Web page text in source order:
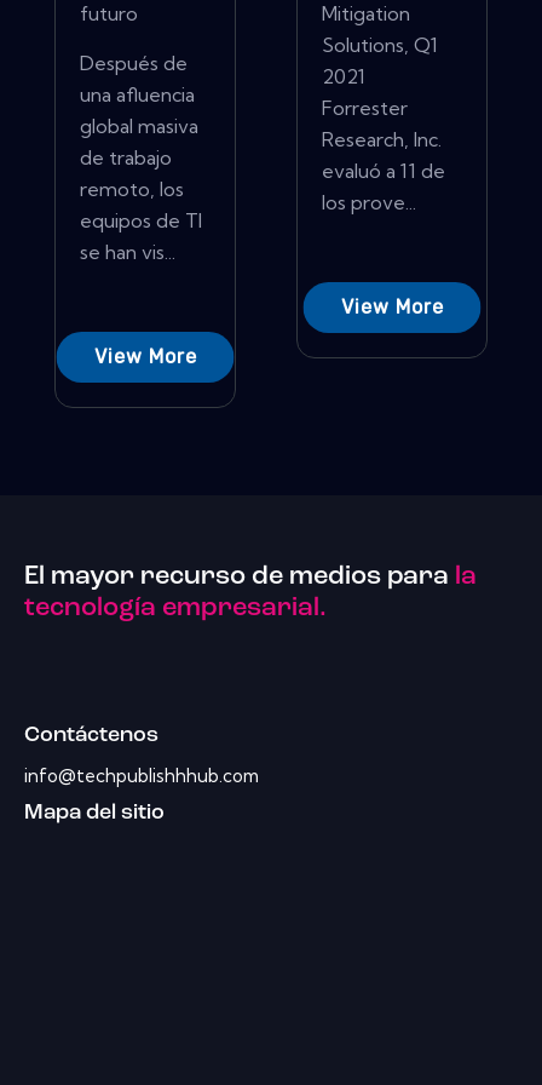
futuro
Después de
una afluencia
global masiva
de trabajo
remoto, los
equipos de TI
se han vis...
View More
Mitigation
Solutions, Q1
2021
Forrester
Research, Inc.
evaluó a 11 de
los prove...
View More
El mayor recurso de medios para la
tecnología empresarial.
Contáctenos
info@techpublishhhub.com
Mapa del sitio